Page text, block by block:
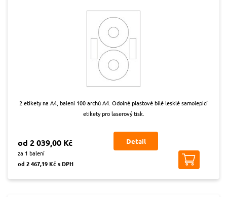
2 etikety na A4, balení 100 archů A4. Odolné plastové bílé lesklé samolepicí
etikety pro laserový tisk.
od 2 039,00 Kč
za 1 balení
od 2 467,19 Kč s DPH
Detail